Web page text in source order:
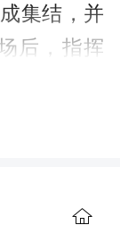
集结，并
后，指挥
场进行全
、过火面
过程衔接